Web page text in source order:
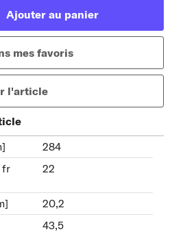
Ajouter au panier
mes favoris
l'article
284
fr
22
20,2
43,5